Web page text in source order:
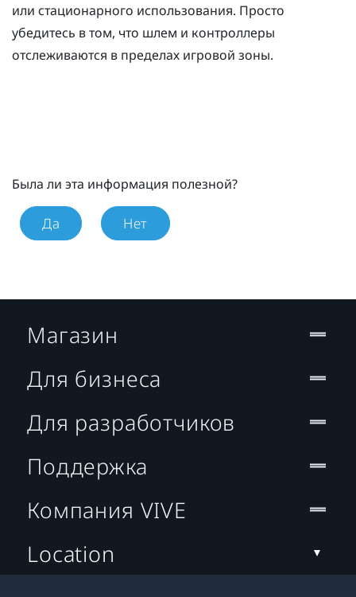
или стационарного использования. Просто
убедитесь в том, что шлем и контроллеры
отслеживаются в пределах игровой зоны.
Была ли эта информация полезной?
Да Нет
Магазин
Для бизнеса
Для разработчиков
Поддержка
Компания VIVE
Location